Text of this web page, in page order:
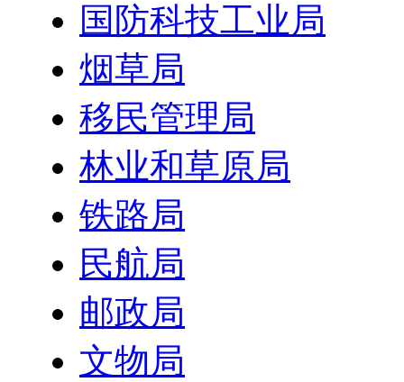
国防科技工业局
烟草局
移民管理局
林业和草原局
铁路局
民航局
邮政局
文物局